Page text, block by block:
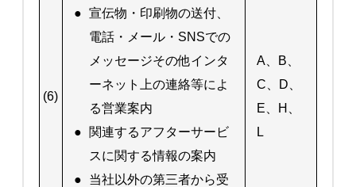
(6)
● 宣伝物・印刷物の送付、
電話・メール・SNSでの
メッセージその他インタ
ーネット上の連絡等によ
る営業案内
● 関連するアフターサービ
スに関する情報の案内
●
当社以外の第三者から受
A、B、
C、D、
E、H、
L